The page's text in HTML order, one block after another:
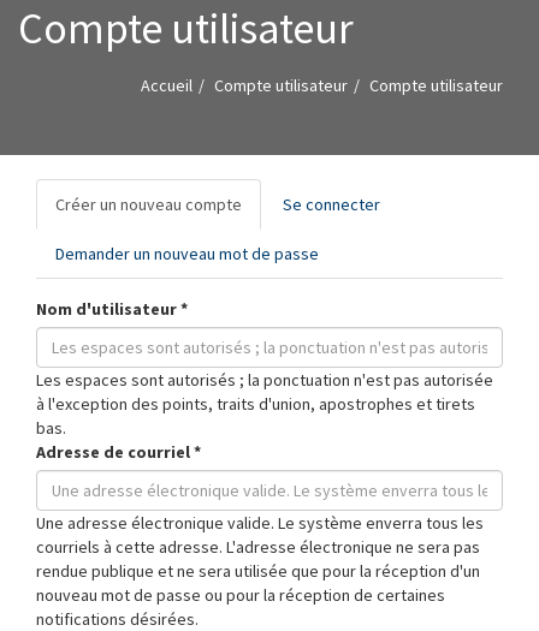
Compte utilisateur
Accueil Compte utilisateur Compte utilisateur
Onglets
principaux
Créer un nouveau compte (onglet
actif)
Se connecter
Demander un nouveau mot de passe
Nom d'utilisateur*
Les espaces sont autorisés ; la ponctuation n'est pas autorisée
à l'exception des points, traits d'union, apostrophes et tirets
bas.
Adresse de courriel*
Une adresse électronique valide. Le système enverra tous les
courriels à cette adresse. L'adresse électronique ne sera pas
rendue publique et ne sera utilisée que pour la réception d'un
nouveau mot de passe ou pour la réception de certaines
notifications désirées.